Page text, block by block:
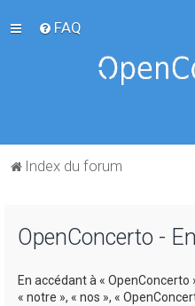
FAQ
Index du forum
OpenConcerto -
En accédant à « OpenConcerto
« notre », « nos », «